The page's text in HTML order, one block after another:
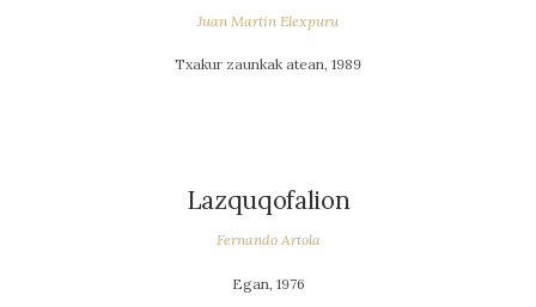
Juan Martin Elexpuru
Txakur zaunkak atean, 1989
Lazquqofalion
Fernando Artola
Egan, 1976